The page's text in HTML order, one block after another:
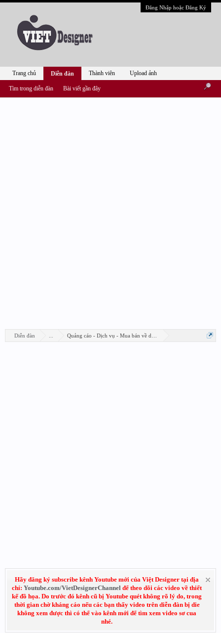
Đăng Nhập hoặc Đăng Ký
Diễn đàn Quảng cáo - Dịch vụ - Mua bán về design
Hãy đăng ký subscribe kênh Youtube mới của Việt Designer tại địa
chỉ: Youtube.com/VietDesignerChannel để theo dõi các video về thiết
kế đồ họa. Do trước đó kênh cũ bị Youtube quét không rõ lý do, trong
thời gian chờ kháng cáo nếu các bạn thấy video trên diễn đàn bị die
không xem được thì có thể vào kênh mới để tìm xem video sơ cua
nhé.
Trang chủ Diễn đàn
Tìm trong diễn đàn Bài viết gần đây
Thành viên Upload ảnh